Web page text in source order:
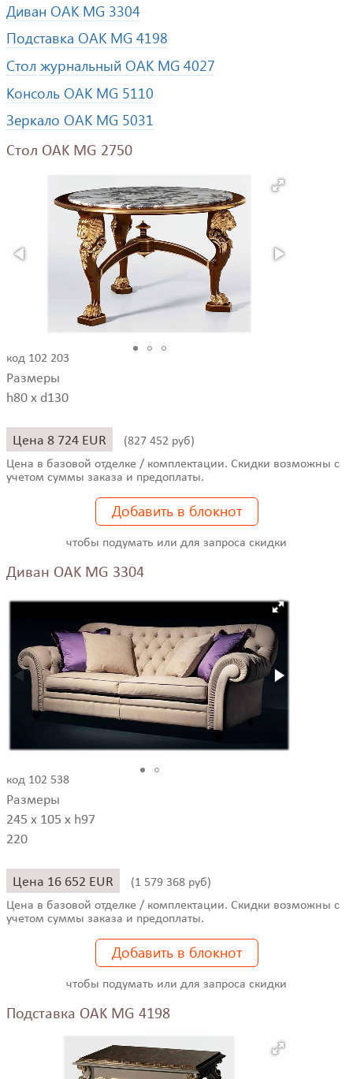
Диван OAK MG 3304
Подставка OAK MG 4198
Стол журнальный OAK MG 4027
Консоль OAK MG 5110
Зеркало OAK MG 5031
Стол OAK MG 2750
код 102 203
Размеры
h80 x d130
Цена 8 724 EUR (827 452 руб)
Цена в базовой отделке / комплектации. Скидки возможны с
учетом суммы заказа и предоплаты.
Добавить в блокнот
чтобы подумать или для запроса скидки
Диван OAK MG 3304
код 102 538
Размеры
245 x 105 x h97
220
Цена 16 652 EUR (1 579 368 руб)
Цена в базовой отделке / комплектации. Скидки возможны с
учетом суммы заказа и предоплаты.
Добавить в блокнот
чтобы подумать или для запроса скидки
Подставка OAK MG 4198